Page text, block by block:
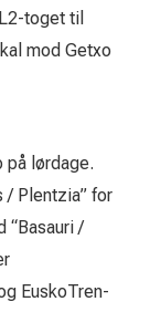
toget til
mod Getxo
på lørdage.
/ Plentzia” for
“Basauri /
EuskoTren-